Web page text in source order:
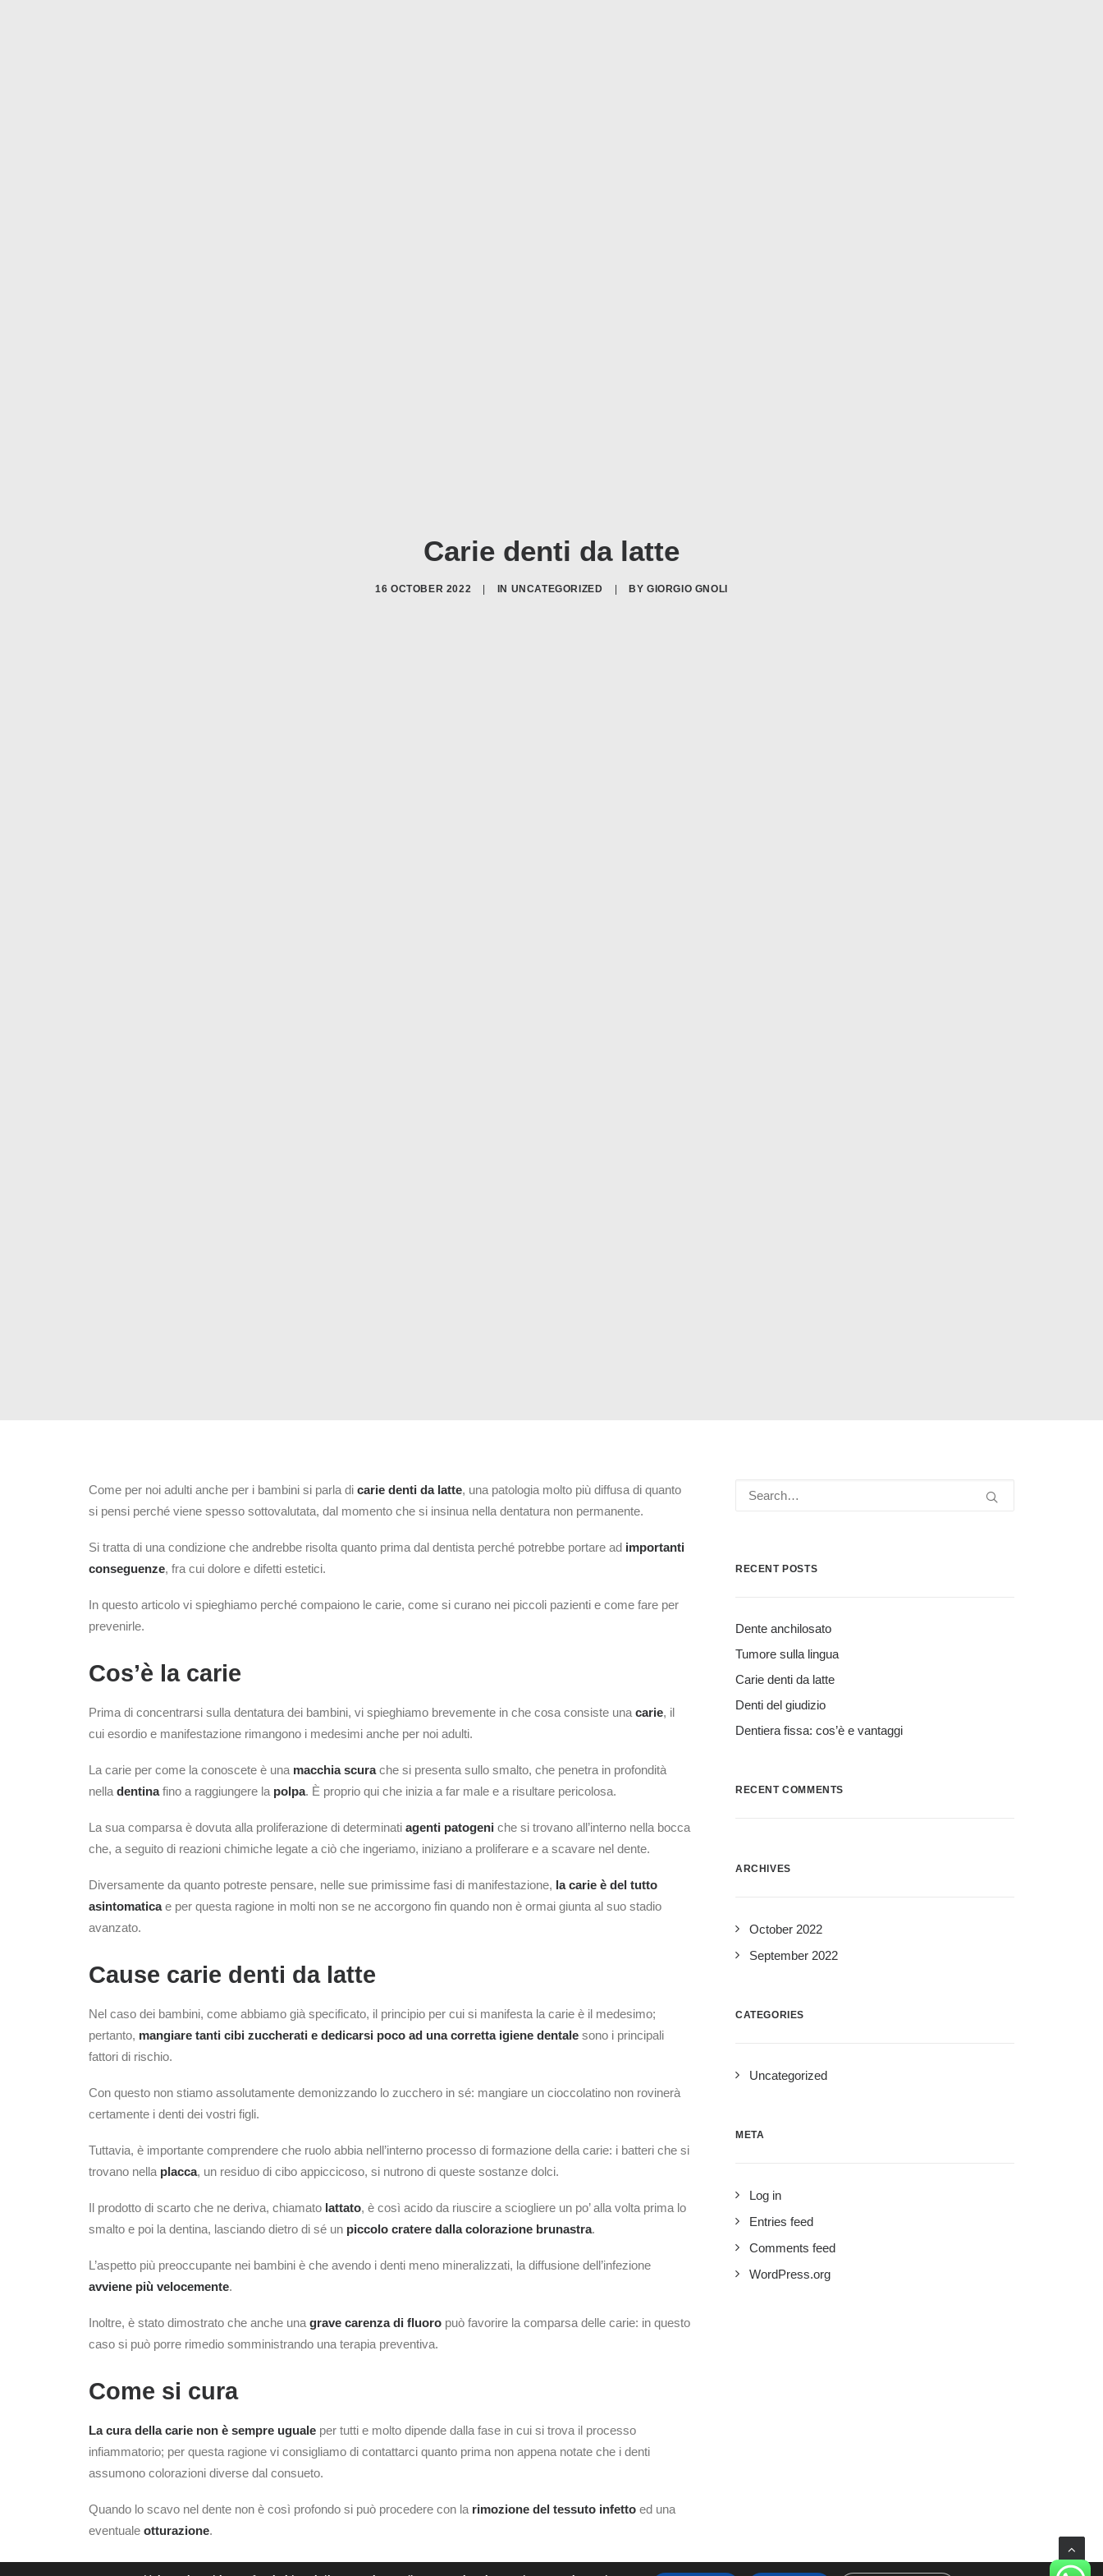
Carie denti da latte
16 OCTOBER 2022 IN UNCATEGORIZED BY GIORGIO GNOLI
Come per noi adulti anche per i bambini si parla di carie denti da latte, una patologia molto più diffusa di quanto
si pensi perché viene spesso sottovalutata, dal momento che si insinua nella dentatura non permanente.
Si tratta di una condizione che andrebbe risolta quanto prima dal dentista perché potrebbe portare ad importanti
conseguenze, fra cui dolore e difetti estetici.
In questo articolo vi spieghiamo perché compaiono le carie, come si curano nei piccoli pazienti e come fare per
prevenirle.
Cos’è la carie
Prima di concentrarsi sulla dentatura dei bambini, vi spieghiamo brevemente in che cosa consiste una carie, il
cui esordio e manifestazione rimangono i medesimi anche per noi adulti.
La carie per come la conoscete è una macchia scurache si presenta sullo smalto, che penetra in profondità
nella dentinafino a raggiungere la polpa. È proprio qui che inizia a far male e a risultare pericolosa.
La sua comparsa è dovuta alla proliferazione di determinati agenti patogeni che si trovano all’interno nella bocca
che, a seguito di reazioni chimiche legate a ciò che ingeriamo, iniziano a proliferare e a scavare nel dente.
Diversamente da quanto potreste pensare, nelle sue primissime fasi di manifestazione, la carie è del tutto
asintomaticae per questa ragione in molti non se ne accorgono fin quando non è ormai giunta al suo stadio
avanzato.
Cause carie denti da latte
Nel caso dei bambini, come abbiamo già specificato, il principio per cui si manifesta la carie è il medesimo;
pertanto, mangiare tanti cibi zuccherati e dedicarsi poco ad una corretta igiene dentale sono i principali
fattori di rischio.
Con questo non stiamo assolutamente demonizzando lo zucchero in sé: mangiare un cioccolatino non rovinerà
certamente i denti dei vostri figli.
Tuttavia, è importante comprendere che ruolo abbia nell’interno processo di formazione della carie: i batteri che si
trovano nella placca, un residuo di cibo appiccicoso, si nutrono di queste sostanze dolci.
Il prodotto di scarto che ne deriva, chiamato lattato, è così acido da riuscire a sciogliere un po’ alla volta prima lo
smalto e poi la dentina, lasciando dietro di sé un piccolo cratere dalla colorazione brunastra.
L’aspetto più preoccupante nei bambini è che avendo i denti meno mineralizzati, la diffusione dell’infezione
avviene più velocemente.
Inoltre, è stato dimostrato che anche una grave carenza di fluoro può favorire la comparsa delle carie: in questo
caso si può porre rimedio somministrando una terapia preventiva.
Come si cura
La cura della carie non è sempre uguale per tutti e molto dipende dalla fase in cui si trova il processo
infiammatorio; per questa ragione vi consigliamo di contattarci quanto prima non appena notate che i denti
assumono colorazioni diverse dal consueto.
Quando lo scavo nel dente non è così profondo si può procedere con la rimozione del tessuto infetto ed una
eventuale otturazione.
Nel caso in cui, invece, la situazione sia stata trascurata per troppo tempo e il dente sia irrimediabilmente
RECENT POSTS
Dente anchilosato
Tumore sulla lingua
Carie denti da latte
Denti del giudizio
Dentiera fissa: cos’è e vantaggi
RECENT COMMENTS
ARCHIVES
October 2022
September 2022
CATEGORIES
Uncategorized
META
Log in
Entries feed
Comments feed
WordPress.org